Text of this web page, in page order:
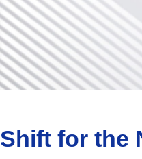
Shift for the